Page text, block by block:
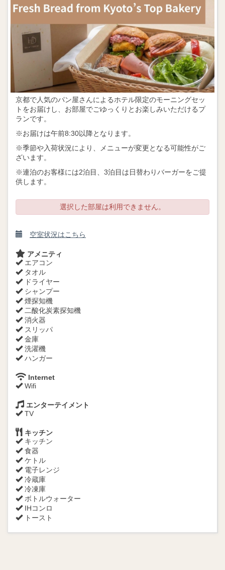
京都で人気のパン屋さんによるホテル限定のモーニングセッ
トをお届けし、お部屋でごゆっくりとお楽しみいただけるプ
ランです。
※お届けは午前8:30以降となります。
※季節や入荷状況により、メニューが変更となる可能性がご
ざいます。
※連泊のお客様には2泊目、3泊目は日替わりバーガーをご提
供します。
選択した部屋は利用できません。
空室状況はこちら
アメニティ
エアコン
タオル
ドライヤー
シャンプー
煙探知機
二酸化炭素探知機
消火器
スリッパ
金庫
洗濯機
ハンガー
Internet
Wifi
エンターテイメント
TV
キッチン
キッチン
食器
ケトル
電子レンジ
冷蔵庫
冷凍庫
ボトルウォーター
IHコンロ
トースト